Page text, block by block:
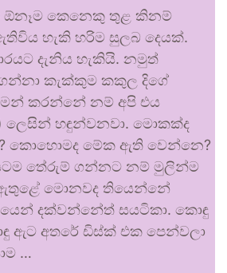
කෙනෙකු තුළ කිනම්
හැකි හරිම සුලබ දෙයක්.
දැනිය හැකියි. නමුත්
කැක්කුම කකුල දිගේ
කරන්නේ නම් අපි එය
ලෙසින් හඳුන්වනවා. මොකක්ද
කොහොමද මේක ඇති වෙන්නෙ?
තේරුම් ගන්නට නම් මුලින්ම
මොනවද තියෙන්නේ
දක්වන්නේත් සයටිකා. කොඳු
ඇට අතරේ ඩිස්ක් එක පෙන්වලා
…